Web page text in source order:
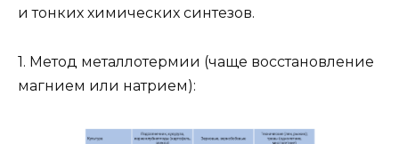
и тонких химических синтезов.
1. Метод металлотермии (чаще восстановление
магнием или натрием):